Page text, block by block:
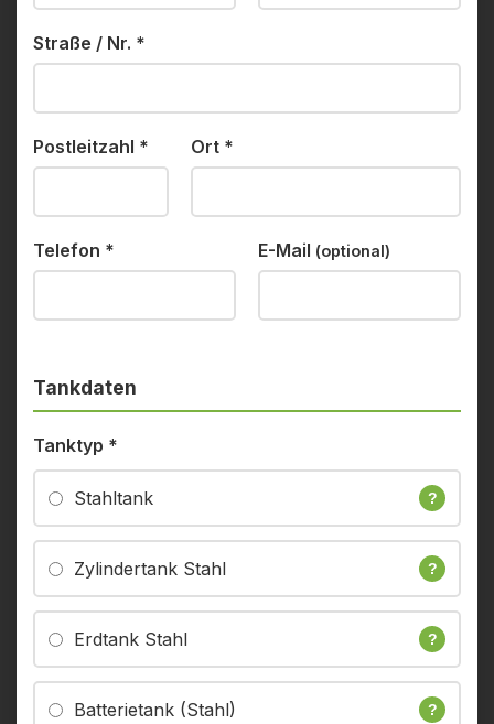
Straße / Nr. *
Postleitzahl * Ort *
Telefon * E-Mail (optional)
Tankdaten
Tanktyp *
Stahltank ?
Zylindertank Stahl ?
Erdtank Stahl ?
Batterietank (Stahl) ?